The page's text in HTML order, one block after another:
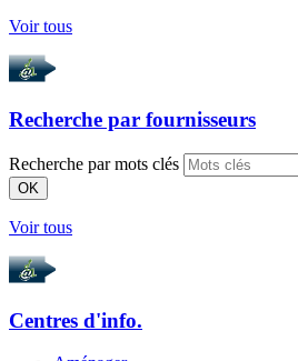
Voir tous
Recherche par fournisseurs
Recherche par mots clés
OK
Voir tous
Centres d'info.